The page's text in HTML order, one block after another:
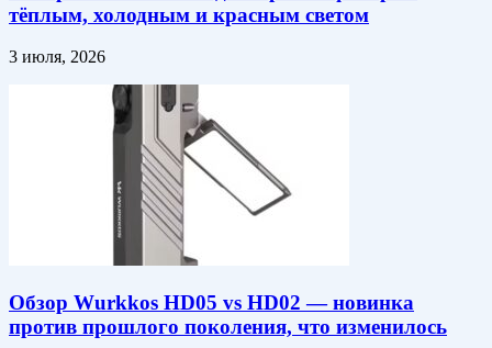
тёплым, холодным и красным светом
3 июля, 2026
Обзор Wurkkos HD05 vs HD02 — новинка
против прошлого поколения, что изменилось